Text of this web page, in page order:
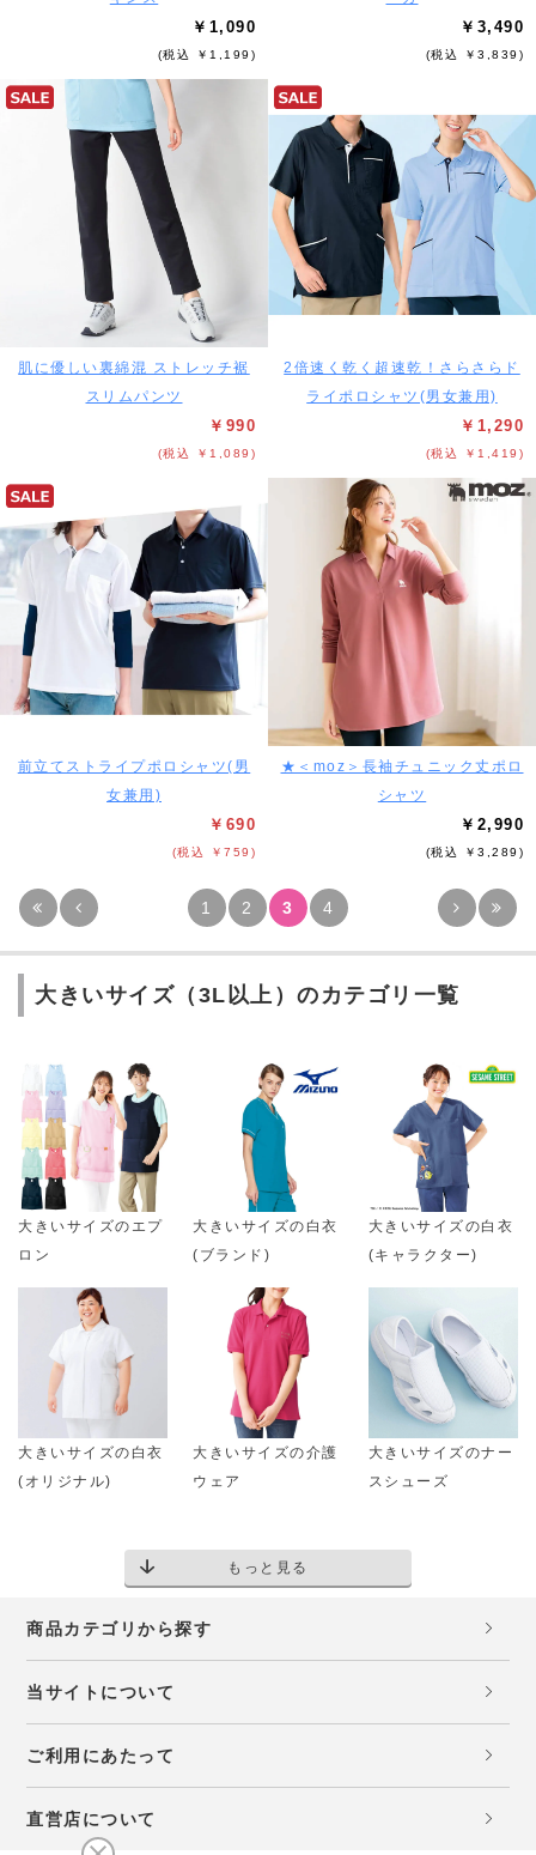
￥1,090
(税込 ￥1,199)
￥3,490
(税込 ￥3,839)
肌に優しい裏綿混 ストレッチ裾
スリムパンツ
￥990
(税込 ￥1,089)
2倍速く乾く超速乾！さらさらド
ライポロシャツ(男女兼用)
￥1,290
(税込 ￥1,419)
前立てストライプポロシャツ(男
女兼用)
￥690
(税込 ￥759)
★＜moz＞長袖チュニック丈ポロ
シャツ
￥2,990
(税込 ￥3,289)
1 2 3 4
大きいサイズ（3L以上）のカテゴリ一覧
大きいサイズのエプ
ロン
大きいサイズの白衣
(ブランド)
大きいサイズの白衣
(キャラクター)
大きいサイズの白衣
(オリジナル)
大きいサイズの介護
ウェア
大きいサイズのナー
スシューズ
もっと見る
商品カテゴリから探す
当サイトについて
ご利用にあたって
直営店について